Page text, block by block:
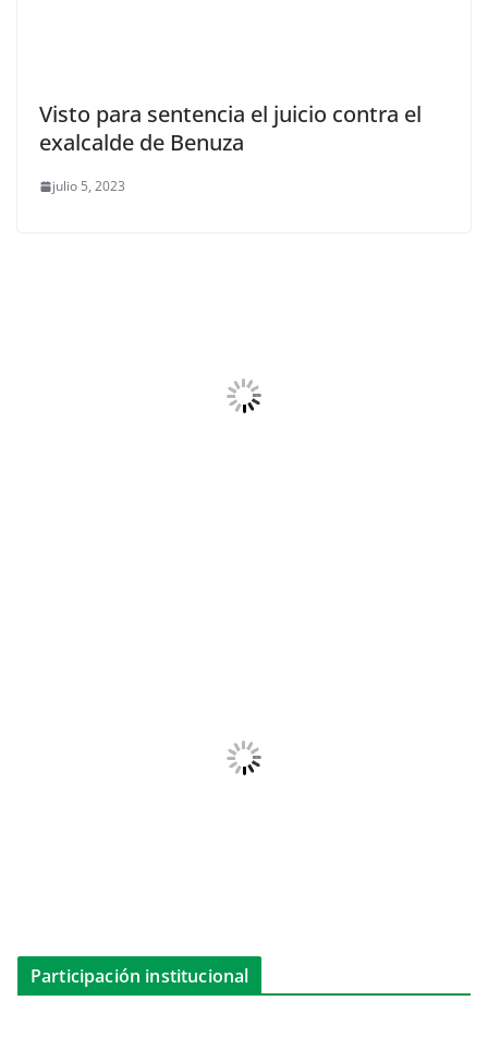
Visto para sentencia el juicio contra el
exalcalde de Benuza
julio 5, 2023
Participación institucional